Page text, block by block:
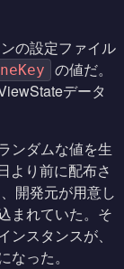
の設定ファイル
の値だ。
データ
ンダムな値を生
より前に配布さ
開発元が用意し
まれていた。そ
スタンスが、
った。